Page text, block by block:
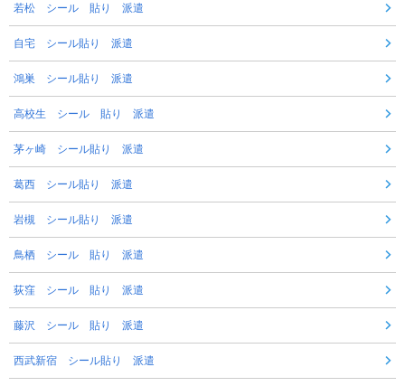
若松 シール 貼り 派遣
自宅 シール貼り 派遣
鴻巣 シール貼り 派遣
高校生 シール 貼り 派遣
茅ヶ崎 シール貼り 派遣
葛西 シール貼り 派遣
岩槻 シール貼り 派遣
鳥栖 シール 貼り 派遣
荻窪 シール 貼り 派遣
藤沢 シール 貼り 派遣
西武新宿 シール貼り 派遣